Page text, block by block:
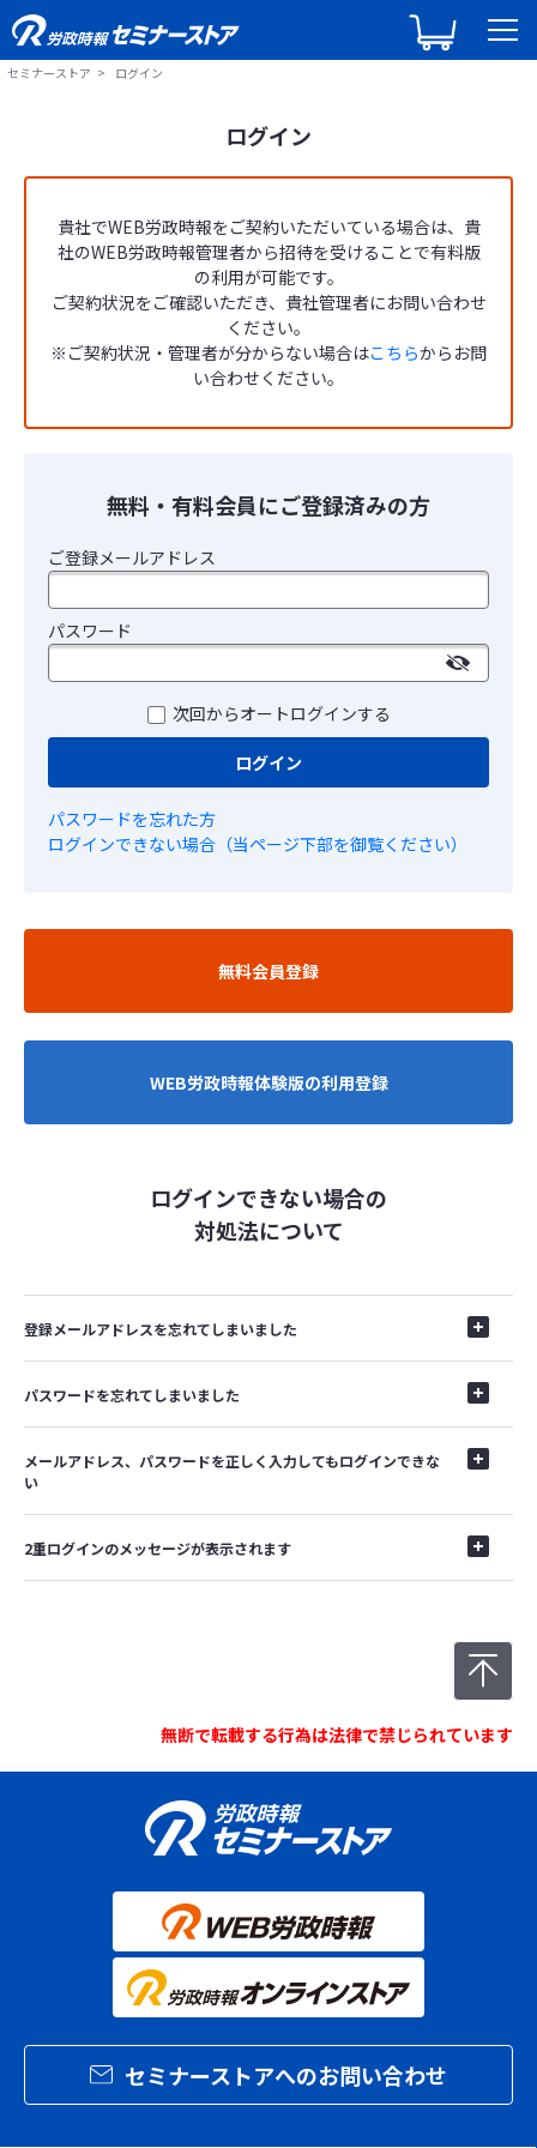
セミナーストア ログイン
ログイン
貴社でWEB労政時報をご契約いただいている場合は、貴
社のWEB労政時報管理者から招待を受けることで有料版
の利用が可能です。
ご契約状況をご確認いただき、貴社管理者にお問い合わせ
ください。
※ご契約状況・管理者が分からない場合はこちらからお問
い合わせください。
無料・有料会員にご登録済みの方
ご登録メールアドレス
パスワード
次回からオートログインする
ログイン
パスワードを忘れた方
ログインできない場合（当ページ下部を御覧ください）
無料会員登録
WEB労政時報体験版の利用登録
ログインできない場合の
対処法について
登録メールアドレスを忘れてしまいました
パスワードを忘れてしまいました
メールアドレス、パスワードを正しく入力してもログインできな
い
2重ログインのメッセージが表示されます
無断で転載する行為は法律で禁じられています
セミナーストアへのお問い合わせ